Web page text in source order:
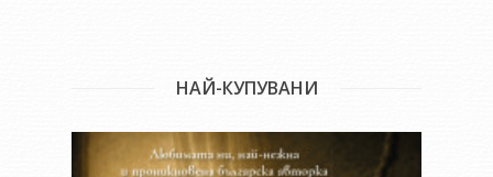
хиляди битки прекрасни картини, скулптури, сгради, филми,
романи.
НАЙ-КУПУВАНИ